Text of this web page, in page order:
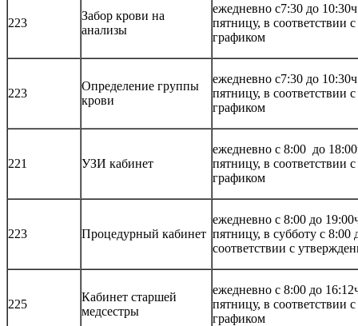
223
Забор крови на
анализы
ежедневно с7:30 до
пятницу, в соответствии
графиком
223
Определение группы
крови
ежедневно с7:30 до
пятницу, в соответствии
графиком
221 УЗИ кабинет
ежедневно с 8:00 до
пятницу, в соответствии
графиком
223 Процедурный кабинет
ежедневно с 8:00 до
пятницу, в субботу с 8:00
соответствии с
225
Кабинет старшей
медсестры
ежедневно с 8:00 до
пятницу, в соответствии
графиком